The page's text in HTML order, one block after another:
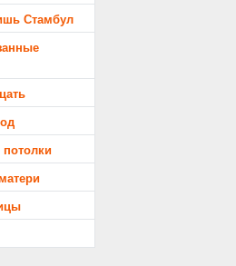
Стамбул